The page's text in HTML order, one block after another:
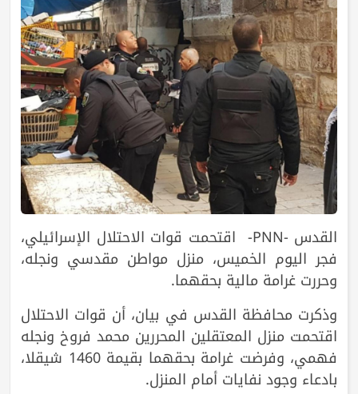
القدس -PNN- اقتحمت قوات الاحتلال الإسرائيلي،
فجر اليوم الخميس، منزل مواطن مقدسي ونجله،
وحررت غرامة مالية بحقهما.
وذكرت محافظة القدس في بيان، أن قوات الاحتلال
اقتحمت منزل المعتقلين المحررين محمد فروخ ونجله
فهمي، وفرضت غرامة بحقهما بقيمة 1460 شيقلا،
بادعاء وجود نفايات أمام المنزل.